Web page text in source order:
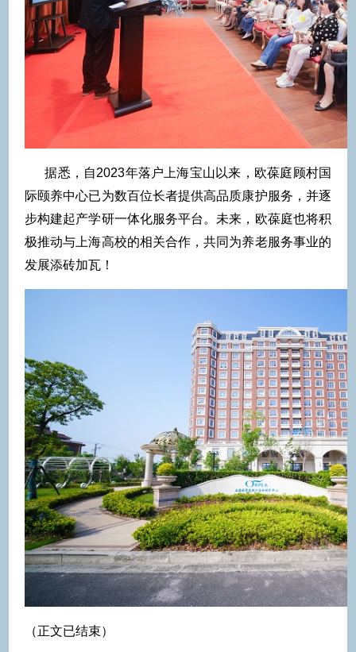
据悉，自2023年落户上海宝山以来，欧葆庭顾村国
际颐养中心已为数百位长者提供高品质康护服务，并逐
步构建起产学研一体化服务平台。未来，欧葆庭也将积
极推动与上海高校的相关合作，共同为养老服务事业的
发展添砖加瓦！
（正文已结束）